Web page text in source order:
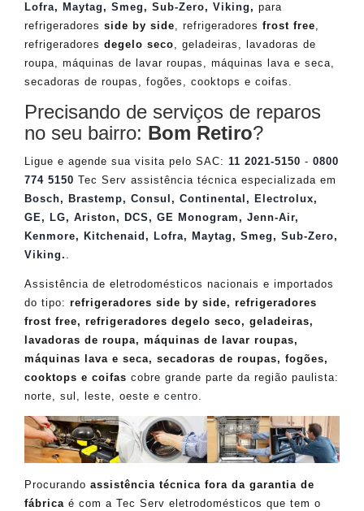
Lofra, Maytag , Smeg , Sub-Zero, Viking , para
refrigeradores side by side, refrigeradores frost free,
refrigeradores degelo seco, geladeiras, lavadoras de
roupa, máquinas de lavar roupas, máquinas lava e seca,
secadoras de roupas, fogões, cooktops e coifas.
Precisando de serviços de reparos
no seu bairro: Bom Retiro?
Ligue e agende sua visita pelo SAC: 11 2021-5150 - 0800
774 5150 Tec Serv assistência técnica especializada em
Bosch, Brastemp, Consul , Continental , Electrolux,
GE, LG, Ariston, DCS , GE Monogram , Jenn-Air,
Kenmore, Kitchenaid , Lofra, Maytag , Smeg , Sub-Zero,
Viking. .
Assistência de eletrodomésticos nacionais e importados
do tipo: refrigeradores side by side, refrigeradores
frost free, refrigeradores degelo seco, geladeiras,
lavadoras de roupa, máquinas de lavar roupas,
máquinas lava e seca, secadoras de roupas, fogões,
cooktops e coifas cobre grande parte da região paulista:
norte, sul, leste, oeste e centro.
Procurando assistência técnica fora da garantia de
fábrica é com a Tec Serv eletrodomésticos que tem o